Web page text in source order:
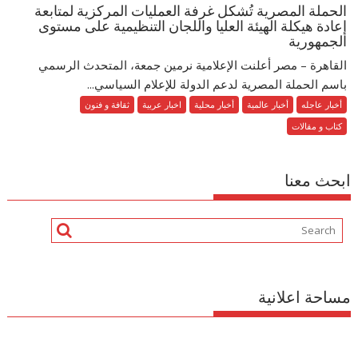
الحملة المصرية تُشكل غرفة العمليات المركزية لمتابعة
إعادة هيكلة الهيئة العليا واللجان التنظيمية على مستوى
الجمهورية
القاهرة – مصر أعلنت الإعلامية نرمين جمعة، المتحدث الرسمي
باسم الحملة المصرية لدعم الدولة للإعلام السياسي...
أخبار عاجله أخبار عالمية أخبار محلية اخبار عربية
ثقافة و فنون
كتاب و مقالات
ابحث معنا
مساحة اعلانية